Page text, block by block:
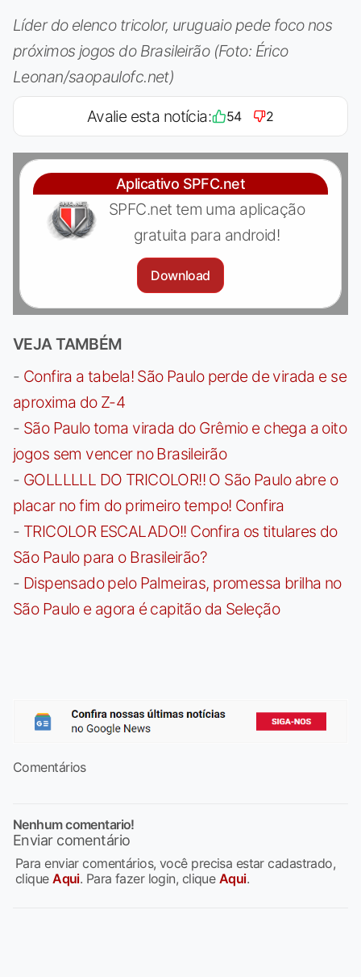
Líder do elenco tricolor, uruguaio pede foco nos
próximos jogos do Brasileirão (Foto: Érico
Leonan/saopaulofc.net)
Avalie esta notícia: 54 2
Aplicativo SPFC.net
SPFC.net tem uma aplicação
gratuita para android!
Download
VEJA TAMBÉM
- Confira a tabela! São Paulo perde de virada e se
aproxima do Z-4
- São Paulo toma virada do Grêmio e chega a oito
jogos sem vencer no Brasileirão
- GOLLLLLL DO TRICOLOR!! O São Paulo abre o
placar no fim do primeiro tempo! Confira
- TRICOLOR ESCALADO!! Confira os titulares do
São Paulo para o Brasileirão?
- Dispensado pelo Palmeiras, promessa brilha no
São Paulo e agora é capitão da Seleção
Comentários
Nenhum comentario!
Enviar comentário
Para enviar comentários, você precisa estar cadastrado,
cliqueAqui. Para fazer login, clique Aqui.